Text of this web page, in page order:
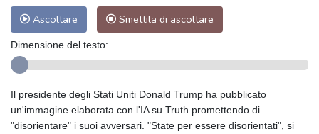
Ascoltare Smettila di ascoltare
Dimensione del testo:
Il presidente degli Stati Uniti Donald Trump ha pubblicato
un'immagine elaborata con l'IA su Truth promettendo di
"disorientare" i suoi avversari. "State per essere disorientati", si